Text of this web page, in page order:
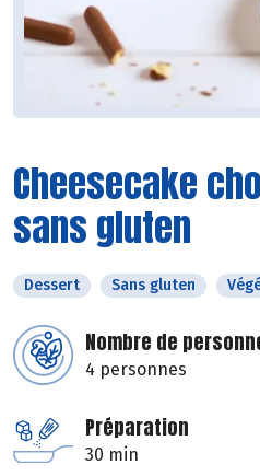
Cheesecake
sans gluten
Dessert Sans gluten
Nombre de
4 personnes
Préparation
30 min